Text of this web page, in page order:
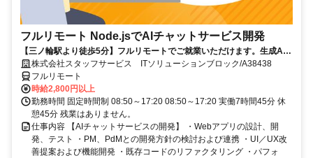
フルリモート Node.jsでAIチャットサービス開発
【三ノ輪駅より徒歩5分】フルリモートでご就業いただけます。生成AI
を活用したサービス開発に携われます。企画提案から改善まで幅広く関
われる環境です☆
株式会社スタッフサービス ITソリューションブロック/A38438
フルリモート
時給2,800円以上
勤務時間 固定時間制 08:50～17:20 08:50～17:20 実働7時間45分 休
憩45分 残業はありません。
仕事内容 【AIチャットサービスの開発】 ・Webアプリの設計、開
発、テスト ・PM、PdMとの開発方針の検討および連携 ・UI／UX改
善提案および機能開発 ・既存コードのリファクタリング ・パフォ